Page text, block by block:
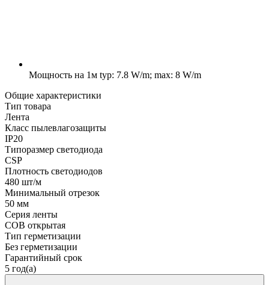
Мощность на 1м typ: 7.8 W/m; max: 8 W/m
Общие характеристики
Тип товара
Лента
Класс пылевлагозащиты
IP20
Типоразмер светодиода
CSP
Плотность светодиодов
480 шт/м
Минимальный отрезок
50 мм
Серия ленты
COB открытая
Тип герметизации
Без герметизации
Гарантийный срок
5 год(а)